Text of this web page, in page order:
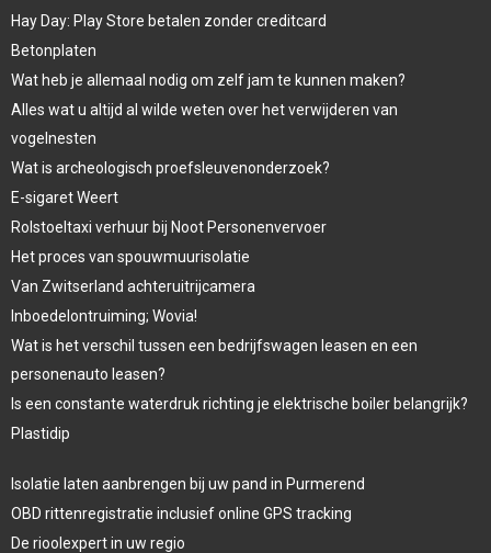
Hay Day: Play Store betalen zonder creditcard
Betonplaten
Wat heb je allemaal nodig om zelf jam te kunnen maken?
Alles wat u altijd al wilde weten over het verwijderen van
vogelnesten
Wat is archeologisch proefsleuvenonderzoek?
E-sigaret Weert
Rolstoeltaxi verhuur bij Noot Personenvervoer
Het proces van spouwmuurisolatie
Van Zwitserland achteruitrijcamera
Inboedelontruiming; Wovia!
Wat is het verschil tussen een bedrijfswagen leasen en een
personenauto leasen?
Is een constante waterdruk richting je elektrische boiler belangrijk?
Plastidip
Isolatie laten aanbrengen bij uw pand in Purmerend
OBD rittenregistratie inclusief online GPS tracking
De rioolexpert in uw regio